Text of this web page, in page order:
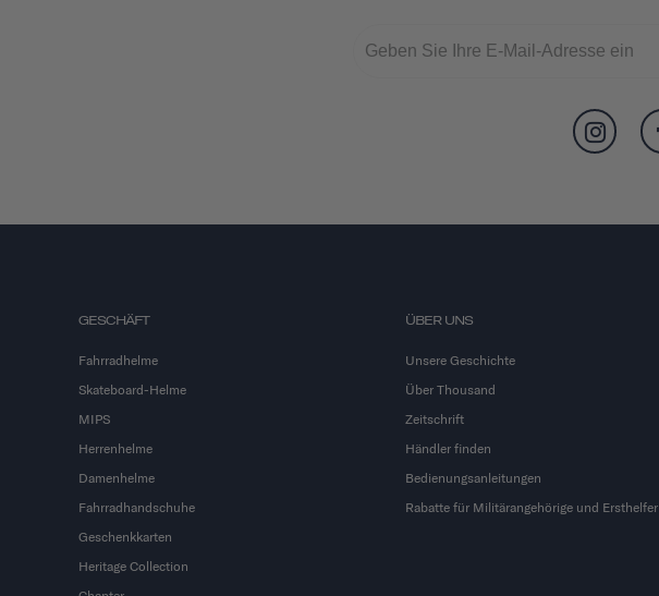
GESCHÄFT
Fahrradhelme
Skateboard-Helme
MIPS
Herrenhelme
Damenhelme
Fahrradhandschuhe
Geschenkkarten
Heritage Collection
ÜBER UNS
Unsere Geschichte
Über Thousand
Zeitschrift
Händler finden
Bedienungsanleitungen
Rabatte für Militärangehörige und Ersthelfer